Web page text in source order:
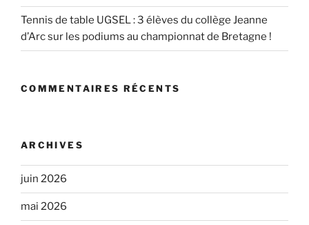
Tennis de table UGSEL : 3 élèves du collège Jeanne
d’Arc sur les podiums au championnat de Bretagne !
COMMENTAIRES RÉCENTS
ARCHIVES
juin 2026
mai 2026